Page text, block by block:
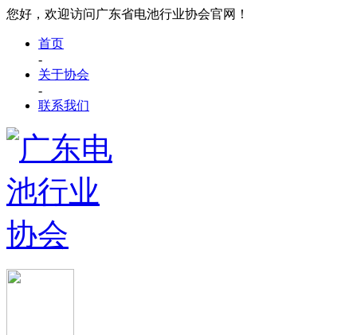
您好，欢迎访问广东省电池行业协会官网！
首页
-
关于协会
-
联系我们